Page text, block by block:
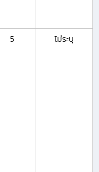
5 ไม่ระบุ